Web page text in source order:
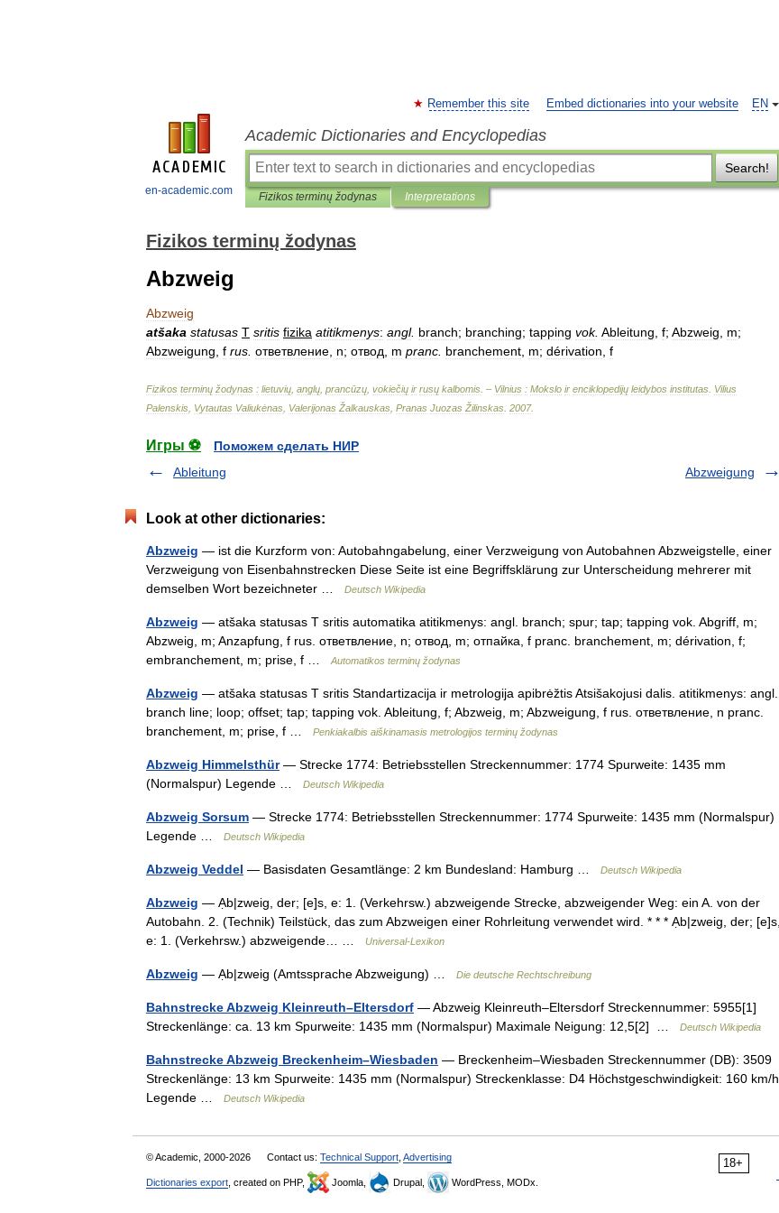
en-academic.com
EN
Remember this site Embed dictionaries into your website
Academic Dictionaries and Encyclopedias
Search!
Fizikos terminų žodynas Interpretations
Fizikos terminų žodynas
Abzweig
Abzweig
atšaka statusas T sritis fizika atitikmenys: angl. branch; branching; tapping vok. Ableitung f; Abzweig m;
Abzweigung f rus ответвление n; отвод m pranc branchement m; dérivation f
Fizikos terminų žodynas : lietuvių anglų prancūzų vokiečių ir rusų kalbomis . – Vilnius : Mokslo ir enciklopedijų leidybos institutas Vilius
Palenskis Vytautas Valiukėnas Valerijonas Žalkauskas Pranas Juozas Žilinskas 2007.
Игры ⚽
Поможем сделать НИР
Ableitung
Abzweigung
Look at other dictionaries:
Abzweig — ist die Kurzform von: Autobahngabelung, einer Verzweigung von Autobahnen Abzweigstelle, einer
Verzweigung von Eisenbahnstrecken Diese Seite ist eine Begriffsklärung zur Unterscheidung mehrerer mit
demselben Wort bezeichneter …
Deutsch Wikipedia
Abzweig — atšaka statusas T sritis automatika atitikmenys: angl. branch; spur; tap; tapping vok. Abgriff, m;
Abzweig, m; Anzapfung, f rus. ответвление, n; отвод, m; отпайка, f pranc. branchement, m; dérivation, f;
embranchement, m; prise, f …
Automatikos terminų žodynas
Abzweig — atšaka statusas T sritis Standartizacija ir metrologija apibrėžtis Atsišakojusi dalis. atitikmenys: angl.
branch line; loop; offset; tap; tapping vok. Ableitung, f; Abzweig, m; Abzweigung, f rus. ответвление, n pranc.
branchement, m; prise, f …
Penkiakalbis aiškinamasis metrologijos terminų žodynas
Abzweig Himmelsthür— Strecke 1774: Betriebsstellen Streckennummer: 1774 Spurweite: 1435 mm
(Normalspur) Legende …
Deutsch Wikipedia
Abzweig Sorsum — Strecke 1774: Betriebsstellen Streckennummer: 1774 Spurweite: 1435 mm (Normalspur)
Legende …
Deutsch Wikipedia
Abzweig Veddel — Basisdaten Gesamtlänge: 2 km Bundesland: Hamburg … Deutsch Wikipedia
Abzweig — Ạb|zweig, der; [e]s, e: 1. (Verkehrsw.) abzweigende Strecke, abzweigender Weg: ein A. von der
Autobahn. 2. (Technik) Teilstück, das zum Abzweigen einer Rohrleitung verwendet wird. * * * Ạb|zweig, der; [e]s,
e: 1. (Verkehrsw.) abzweigende… …
Universal-Lexikon
Abzweig — Ạb|zweig (Amtssprache Abzweigung) … Die deutsche Rechtschreibung
Bahnstrecke Abzweig Kleinreuth–Eltersdorf — Abzweig Kleinreuth–Eltersdorf Streckennummer: 5955[1]
Streckenlänge: ca. 13 km Spurweite: 1435 mm (Normalspur) Maximale Neigung: 12,5[2] …
Deutsch Wikipedia
Bahnstrecke Abzweig Breckenheim–Wiesbaden — Breckenheim–Wiesbaden Streckennummer (DB): 3509
Streckenlänge: 13 km Spurweite: 1435 mm (Normalspur) Streckenklasse: D4 Höchstgeschwindigkeit: 160 km/h
Legende …
Deutsch Wikipedia
18+
© Academic, 2000-2026 Contact us: Technical Support Advertising
Dictionaries export , created on PHP, Joomla, Drupal, WordPress, MODx.